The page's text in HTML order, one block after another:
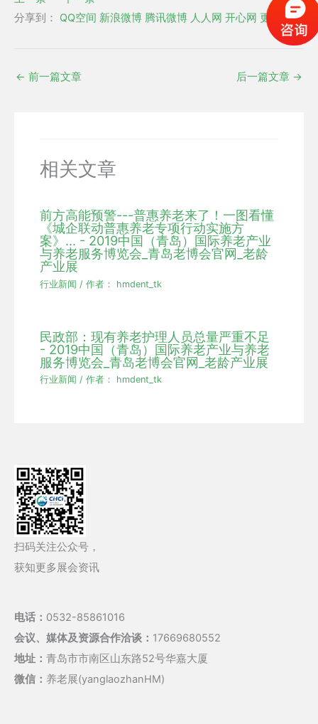
分享到：
QQ空间 新浪微博 腾讯微博 人人网 开心网 更多
← 前一篇文章 后一篇文章 →
相关文章
前方高能预警---普惠养老来了！一图看懂
《城企联动普惠养老专项行动实施方
案》... - 2019中国（青岛）国际养老产业
与养老服务博览会_青岛老博会官网_老龄
产业展
行业新闻 / 作者： hmdent_tk
民政部：现有养老护理人员总量严重不足
- 2019中国（青岛）国际养老产业与养老
服务博览会_青岛老博会官网_老龄产业展
行业新闻 / 作者： hmdent_tk
扫码关注公众号，
获知更多展会资讯
电话： 0532-85861016
会议、媒体及资源合作洽谈： 17669680552
地址： 青岛市市南区山东路52号华嘉大厦
微信： 养老展(yanglaozhanHM)